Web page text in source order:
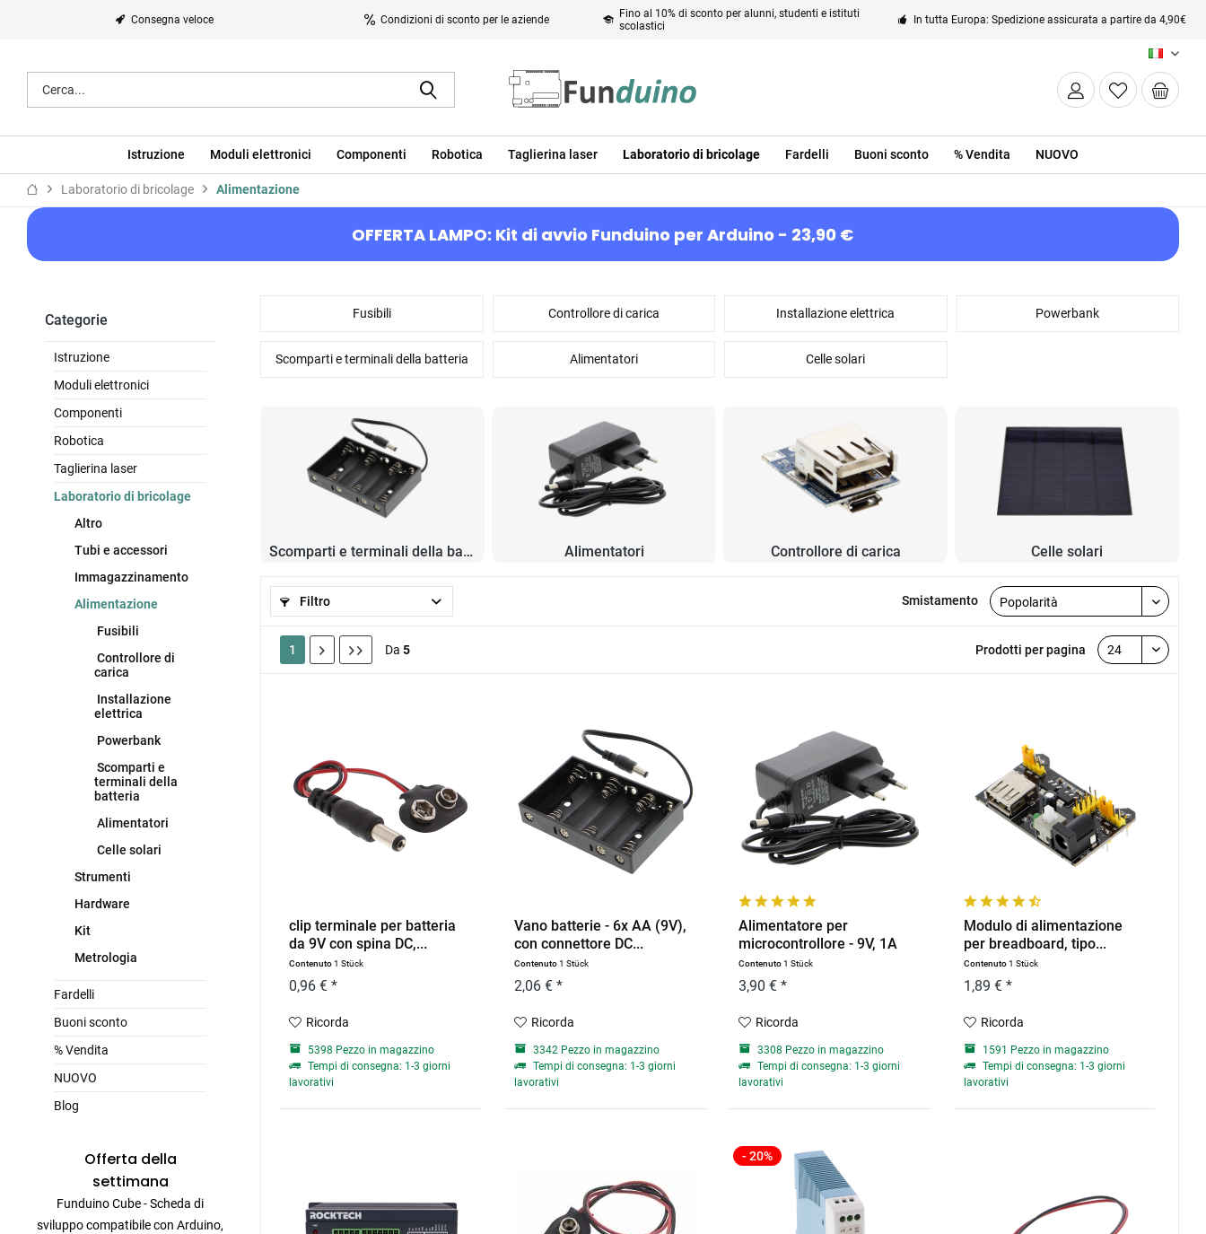
Consegna veloce Condizioni di sconto per le aziende
Fino al 10% di sconto per alunni, studenti e istituti
scolastici
In tutta Europa: Spedizione assicurata a partire da 4,90€
IT
Istruzione Moduli elettronici Componenti Robotica Taglierina laser Laboratorio di bricolage Fardelli Buoni sconto % Vendita NUOVO
Laboratorio di bricolage Alimentazione
OFFERTA LAMPO: Kit di avvio Funduino per Arduino - 23,90 €
Categorie
Istruzione
Moduli elettronici
Componenti
Robotica
Taglierina laser
Laboratorio di bricolage
Altro
Tubi e accessori
Immagazzinamento
Alimentazione
Fusibili
Controllore di
carica
Installazione
elettrica
Powerbank
Scomparti e
terminali della
batteria
Alimentatori
Celle solari
Strumenti
Hardware
Kit
Metrologia
Fardelli
Buoni sconto
% Vendita
NUOVO
Blog
Offerta della
settimana
Funduino Cube - Scheda di
sviluppo compatibile con Arduino,
Fusibili Controllore di carica Installazione elettrica Powerbank
Scomparti e terminali della batteria Alimentatori Celle solari
Scomparti e terminali della batteria Alimentatori Controllore di carica Celle solari
Filtro Smistamento
1 Da 5 Prodotti per pagina
clip terminale per batteria
da 9V con spina DC,...
Contenuto1 Stück
0,96 € *
Ricorda
5398 Pezzo in magazzino
Tempi di consegna: 1-3 giorni
lavorativi
Vano batterie - 6x AA (9V),
con connettore DC...
Contenuto1 Stück
2,06 € *
Ricorda
3342 Pezzo in magazzino
Tempi di consegna: 1-3 giorni
lavorativi
Alimentatore per
microcontrollore - 9V, 1A
Contenuto1 Stück
3,90 € *
Ricorda
3308 Pezzo in magazzino
Tempi di consegna: 1-3 giorni
lavorativi
Modulo di alimentazione
per breadboard, tipo...
Contenuto1 Stück
1,89 € *
Ricorda
1591 Pezzo in magazzino
Tempi di consegna: 1-3 giorni
lavorativi
- 20%